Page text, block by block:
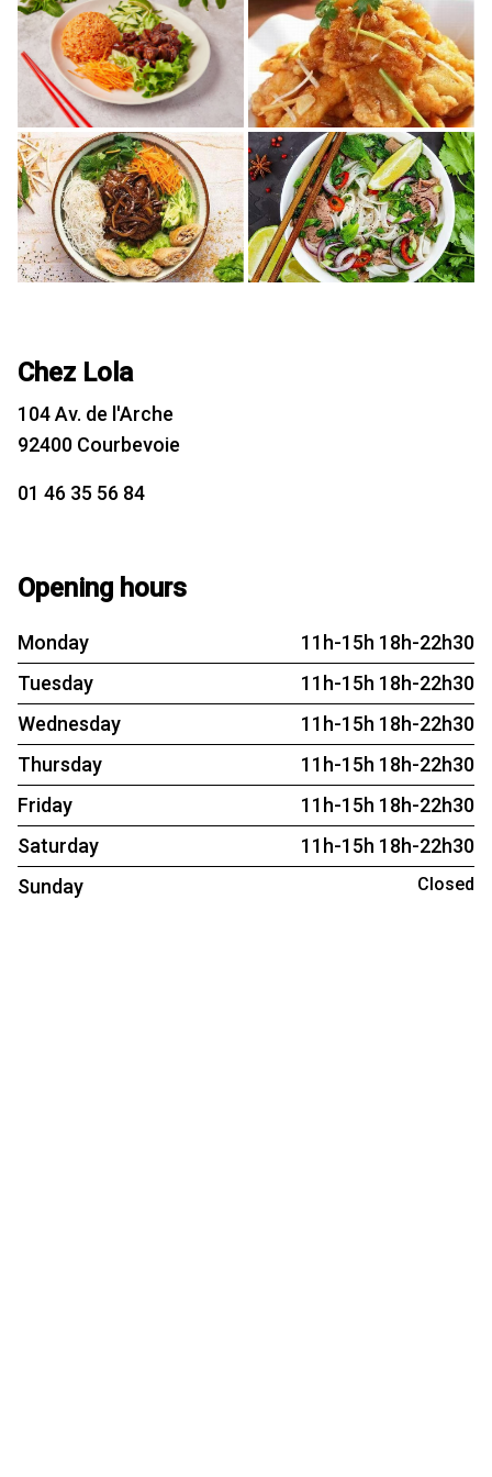
Chez Lola
104 Av. de l'Arche
92400 Courbevoie
01 46 35 56 84
Opening hours
Monday
11h-15h 18h-22h30
Tuesday
11h-15h 18h-22h30
Wednesday
11h-15h 18h-22h30
Thursday
11h-15h 18h-22h30
Friday
11h-15h 18h-22h30
Saturday
11h-15h 18h-22h30
Sunday
Closed